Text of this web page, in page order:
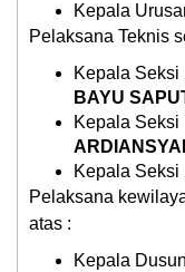
Kepala
Pelaksana Teknis
Kepala Seksi
BAYU
Kepala
Kepala
Pelaksana
atas :
Kepala